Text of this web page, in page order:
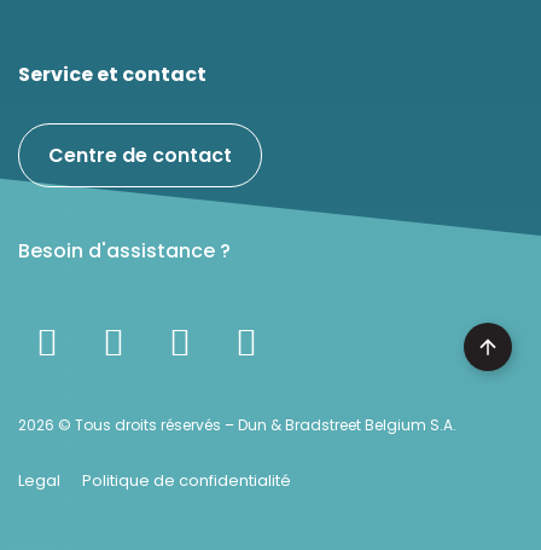
Service et contact
Centre de contact
Besoin d'assistance ?
2026 © Tous droits réservés – Dun & Bradstreet Belgium S.A.
Legal Politique de confidentialité